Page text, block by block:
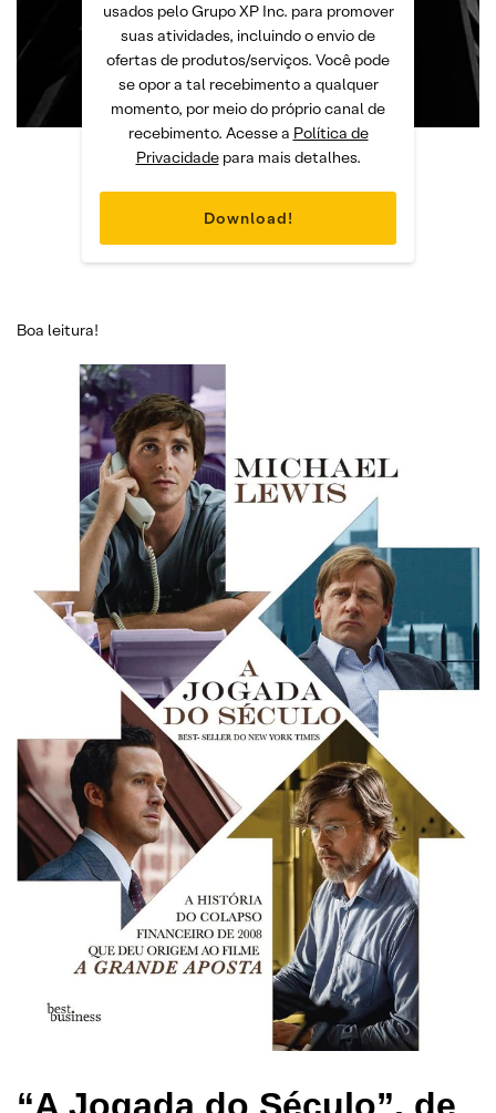
usados pelo Grupo XP Inc. para promover
suas atividades, incluindo o envio de
ofertas de produtos/serviços. Você pode
se opor a tal recebimento a qualquer
momento, por meio do próprio canal de
recebimento. Acesse a Política de
Privacidadepara mais detalhes.
Boa leitura!